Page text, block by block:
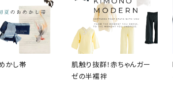
かし帯
肌触り抜群！赤ちゃんガー
ゼの半襦袢